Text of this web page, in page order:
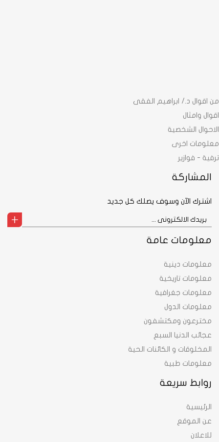
روابط سريعة
الرئيسية
عن الموقع
للاعلان
معلومات عامة
معلومات دينية
معلومات تاريخية
معلومات جغرافية
معلومات الدول
مخترعون ومكتشفون
عجائب الدنيا السبع
المخلوقات و الكائنات الحية
معلومات طبية
من اقوال د./ ابراهيم الفقى
اقوال وامثال
الاحوال الشخصية
معلومات اخرى
ترفية - فوازير
المشاركة
اشترك الآن وسوف يصلك كل جديد